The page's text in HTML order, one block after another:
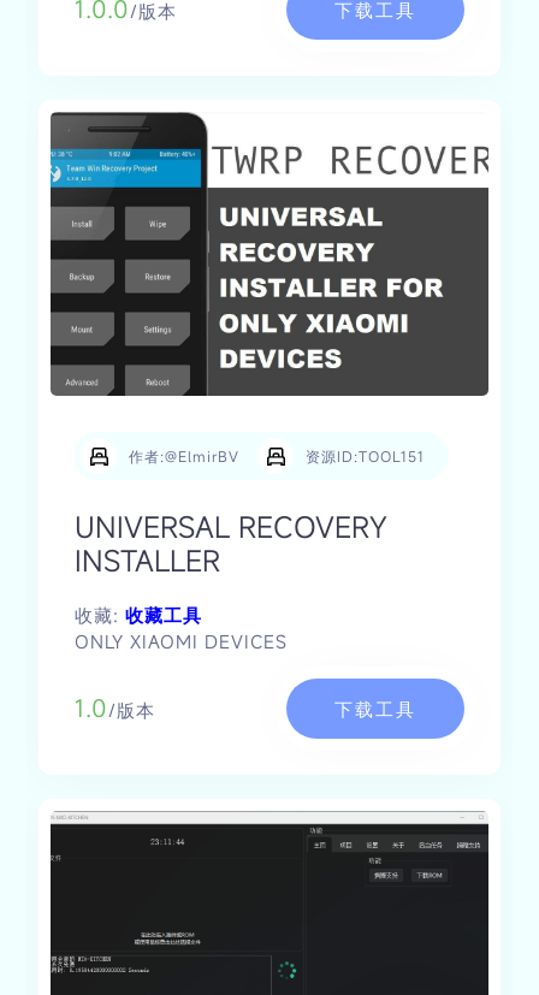
1.0.0/版本 下载工具
作者:@ElmirBV 资源ID:TOOL151
UNIVERSAL RECOVERY
INSTALLER
收藏:收藏工具
ONLY XIAOMI DEVICES
1.0/版本 下载工具